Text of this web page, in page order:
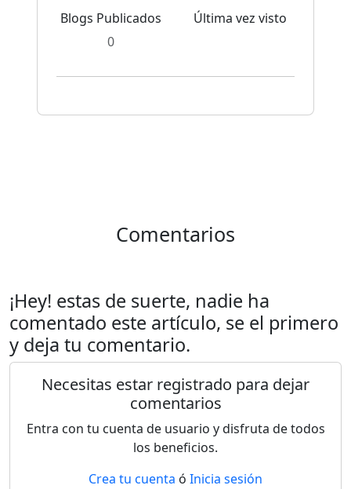
Blogs Publicados
0
Última vez visto
Comentarios
¡Hey! estas de suerte, nadie ha
comentado este artículo, se el primero
y deja tu comentario.
Necesitas estar registrado para dejar
comentarios
Entra con tu cuenta de usuario y disfruta de todos
los beneficios.
Crea tu cuenta ó Inicia sesión